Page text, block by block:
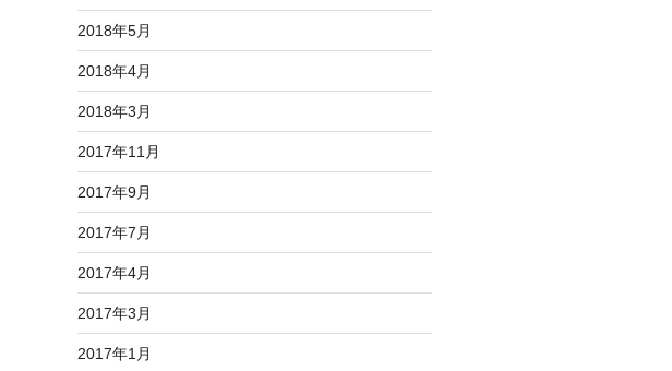
2018年5月
2018年4月
2018年3月
2017年11月
2017年9月
2017年7月
2017年4月
2017年3月
2017年1月